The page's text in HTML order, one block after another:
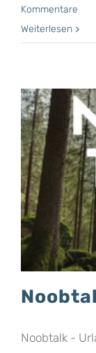
Kommentare
Weiterlesen
Noobtalk -